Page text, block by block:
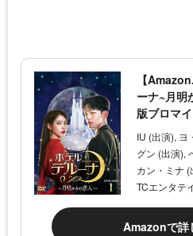
【
ーナ~月明
版ブロマ
IU (出演), ヨ
グン (出演),
カン・ミナ (
TCエンタテ
Amazonで詳